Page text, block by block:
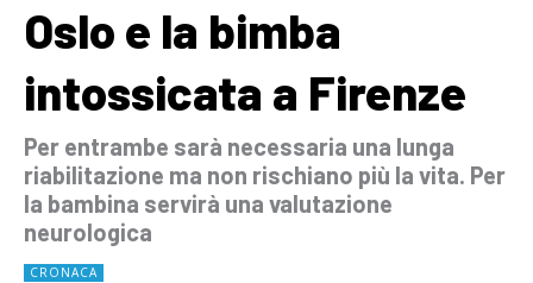
Oslo e la bimba
intossicata a Firenze
Per entrambe sarà necessaria una lunga
riabilitazione ma non rischiano più la vita. Per
la bambina servirà una valutazione
neurologica
CRONACA